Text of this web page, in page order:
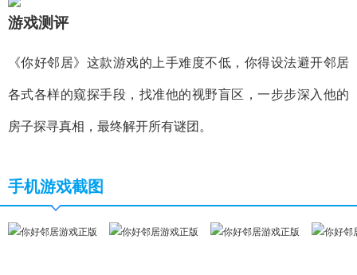
游戏测评
《你好邻居》这款游戏的上手难度不低，你得设法避开邻居
各式各样的窥探手段，找准他的视野盲区，一步步深入他的
房子探寻真相，最终解开所有谜团。
手机游戏截图